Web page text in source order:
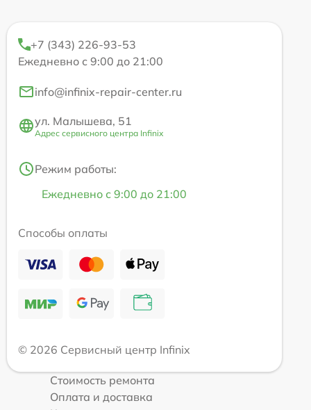
+7 (343) 226-93-53
Ежедневно с 9:00 до 21:00
info@infinix-repair-center.ru
ул. Малышева, 51
Адрес сервисного центра Infinix
Режим работы:
Ежедневно с 9:00 до 21:00
Способы оплаты
© 2026 Сервисный центр Infinix
Стоимость ремонта
Оплата и доставка